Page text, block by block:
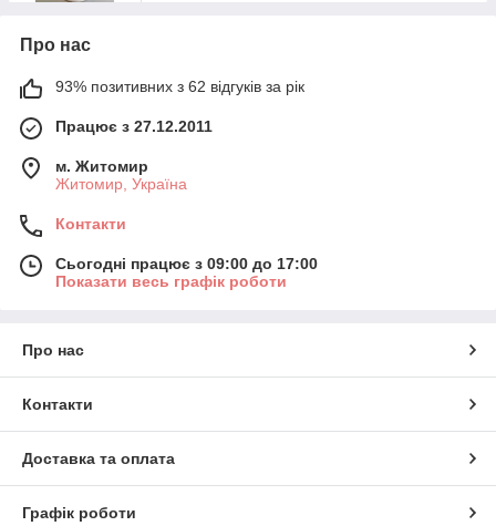
Про нас
93% позитивних з 62 відгуків за рік
Працює з 27.12.2011
м. Житомир
Житомир, Україна
Контакти
Сьогодні працює з 09:00 до 17:00
Показати весь графік роботи
Про нас
Контакти
Доставка та оплата
Графік роботи